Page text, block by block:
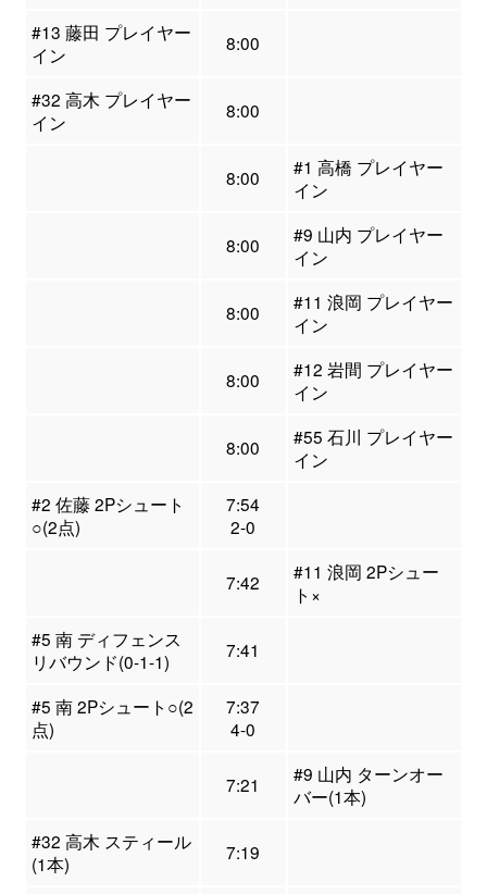
#13 藤田 プレイヤー
イン
8:00
#32 高木 プレイヤー
イン
8:00
8:00
#1 高橋 プレイヤー
イン
8:00
#9 山内 プレイヤー
イン
8:00
#11 浪岡 プレイヤー
イン
8:00
#12 岩間 プレイヤー
イン
8:00
#55 石川 プレイヤー
イン
#2 佐藤 2Pシュート
○(2点)
7:54
2-0
7:42
#11 浪岡 2Pシュー
ト×
#5 南 ディフェンス
リバウンド(0-1-1)
7:41
#5 南 2Pシュート○(2
点)
7:37
4-0
7:21
#9 山内 ターンオー
バー(1本)
#32 高木 スティール
(1本)
7:19